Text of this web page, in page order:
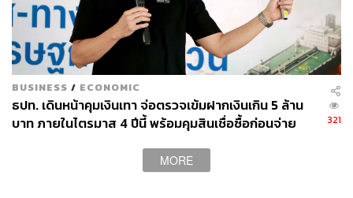
BUSINESS / ECONOMIC
ธปท. เดินหน้าคุมเงินเทา จ่อตรวจเข้มฝากเงินเกิน 5 ล้าน
บาท ภายในไตรมาส 4 ปีนี้ พร้อมคุมสินเชื่อซื้อก่อนจ่าย
321
MORE